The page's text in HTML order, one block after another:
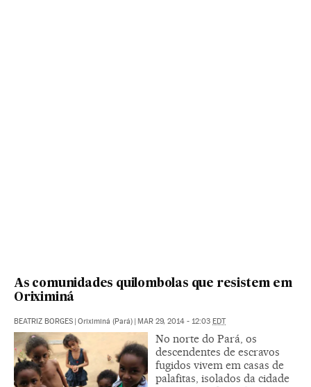
As comunidades quilombolas que resistem em
Oriximiná
BEATRIZ BORGES | Oriximiná (Pará) | MAR 29, 2014 - 12:03 EDT
No norte do Pará, os
descendentes de escravos
fugidos vivem em casas de
palafitas, isolados da cidade